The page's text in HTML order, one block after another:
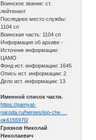
Воинское звание: ст.
лейтенант
Последнее место службы:
1104 сп
Воинская часть: 1104 сп
Информация об архиве -
Источник информации:
ЦАМО
Фонд ист. информации: 1645
Опись ист. информации: 2
Дело ист. информации: 13
Именной список части.
https://pamyat-
naroda.ru/heroes/isp-che …
ok6155970/
Грязнов Николай
Николаевич